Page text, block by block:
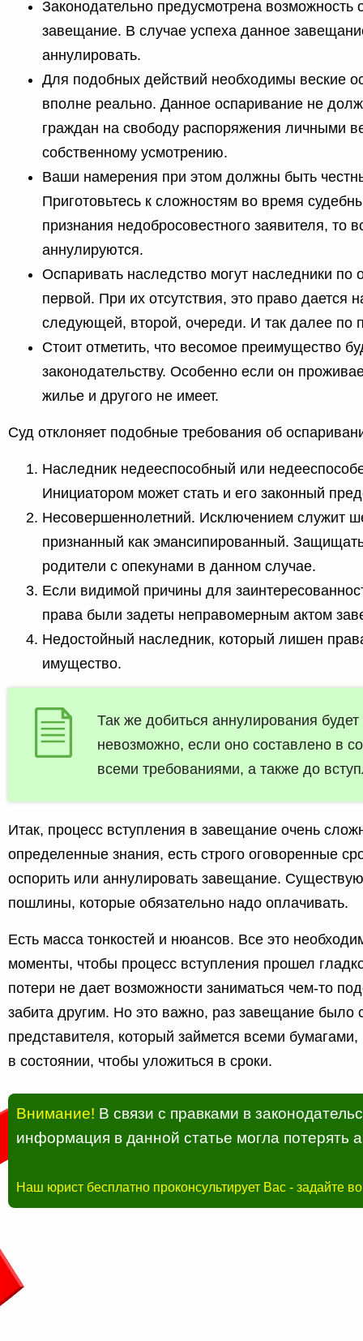
Законодательно предусмотрена возможность
завещание. В случае успеха данное
аннулировать.
Для подобных действий необходимы веские
вполне реально. Данное оспаривание не
граждан на свободу распоряжения личными
собственному усмотрению.
Ваши намерения при этом должны быть
Приготовьтесь к сложностям во время
признания недобросовестного заявителя, то
аннулируются.
Оспаривать наследство могут наследники по
первой. При их отсутствия, это право дается
следующей, второй, очереди. И так далее по
Стоит отметить, что весомое преимущество
законодательству. Особенно если он
жилье и другого не имеет.
Суд отклоняет подобные требования об
Наследник недееспособный или
Инициатором может стать и его законный
Несовершеннолетний. Исключением служит
признанный как эмансипированный.
родители с опекунами в данном случае.
Если видимой причины для
права были задеты неправомерным актом
Недостойный наследник, который лишен
имущество.
Так же добиться аннулирования будет
невозможно, если оно составлено в
всеми требованиями, а также до
Итак, процесс вступления в завещание очень
определенные знания, есть строго оговоренные
оспорить или аннулировать завещание.
пошлины, которые обязательно надо оплачивать.
Есть масса тонкостей и нюансов. Все это
моменты, чтобы процесс вступления прошел
потери не дает возможности заниматься чем-то
забита другим. Но это важно, раз завещание было
представителя, который займется всеми
в состоянии, чтобы уложиться в сроки.
Внимание! В связи с правками в
информация в данной статье могла потерять
Наш юрист бесплатно проконсультирует Вас - задайте